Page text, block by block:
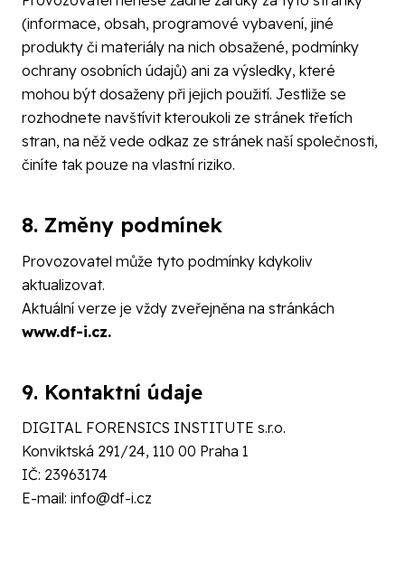
(informace, obsah, programové vybavení, jiné
produkty či materiály na nich obsažené, podmínky
ochrany osobních údajů) ani za výsledky, které
mohou být dosaženy při jejich použití. Jestliže se
rozhodnete navštívit kteroukoli ze stránek třetích
stran, na něž vede odkaz ze stránek naší společnosti,
činíte tak pouze na vlastní riziko.
8. Změny podmínek
Provozovatel může tyto podmínky kdykoliv
aktualizovat.
Aktuální verze je vždy zveřejněna na stránkách
www.df-i.cz.
9. Kontaktní údaje
DIGITAL FORENSICS INSTITUTE s.r.o.
Konviktská 291/24, 110 00 Praha 1
IČ: 23963174
E-mail: info@df-i.cz